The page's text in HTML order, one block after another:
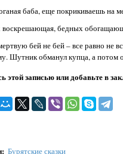
баба, еще покрикиваешь на
бедных
бей не бей – все равно не
Шутник обманул купца, а потом
этой записью или добавьте в
: Бурятские сказки